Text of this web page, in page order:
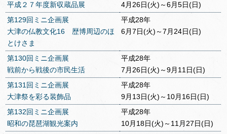
平成２７年度新収蔵品展
4月26日(火)～6月5日(日)
第129回ミニ企画展
大津の仏教文化16 歴博周辺のほ
とけさま
平成28年
6月7日(火)～7月24日(日)
第130回ミニ企画展
戦前から戦後の市民生活
平成28年
7月26日(火)～9月11日(日)
第131回ミニ企画展
大津祭を彩る装飾品
平成28年
9月13日(火)～10月16日(日)
第132回ミニ企画展
昭和の琵琶湖観光案内
平成28年
10月18日(火)～11月27日(日)